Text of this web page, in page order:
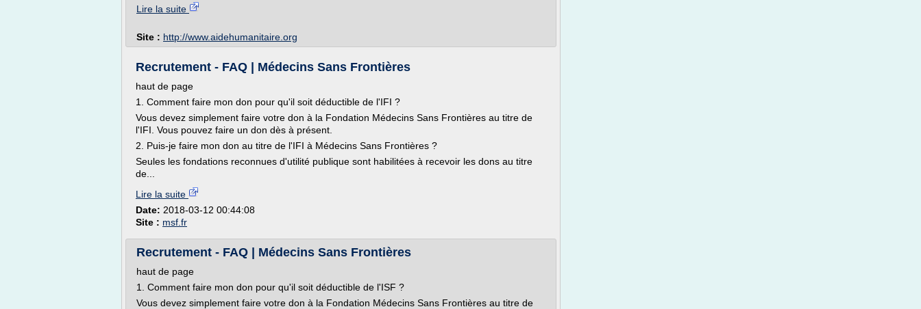
Lire la suite
Site : http://www.aidehumanitaire.org
Recrutement - FAQ | Médecins Sans Frontières
haut de page
1. Comment faire mon don pour qu'il soit déductible de l'IFI ?
Vous devez simplement faire votre don à la Fondation Médecins Sans Frontières au titre de
l'IFI. Vous pouvez faire un don dès à présent.
2. Puis-je faire mon don au titre de l'IFI à Médecins Sans Frontières ?
Seules les fondations reconnues d'utilité publique sont habilitées à recevoir les dons au titre
de...
Lire la suite
Date: 2018-03-12 00:44:08
Site : msf.fr
Recrutement - FAQ | Médecins Sans Frontières
haut de page
1. Comment faire mon don pour qu'il soit déductible de l'ISF ?
Vous devez simplement faire votre don à la Fondation Médecins Sans Frontières au titre de